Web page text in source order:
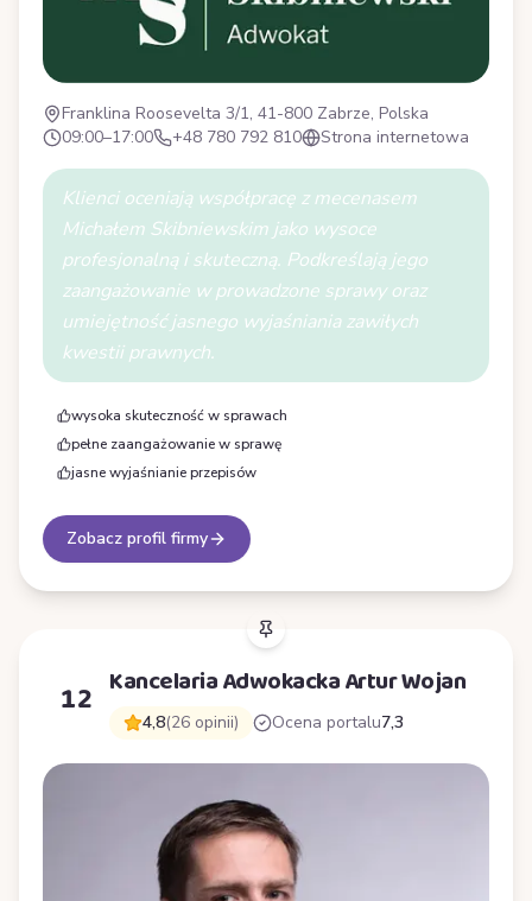
Franklina Roosevelta 3/1, 41-800 Zabrze, Polska
09:00–17:00
+48 780 792 810 Strona internetowa
Klienci oceniają współpracę z mecenasem
Michałem Skibniewskim jako wysoce
profesjonalną i skuteczną. Podkreślają jego
zaangażowanie w prowadzone sprawy oraz
umiejętność jasnego wyjaśniania zawiłych
kwestii prawnych.
wysoka skuteczność w sprawach
pełne zaangażowanie w sprawę
jasne wyjaśnianie przepisów
Zobacz profil firmy
12 Kancelaria Adwokacka Artur Wojan
4,8(26 opinii) Ocena portalu7,3